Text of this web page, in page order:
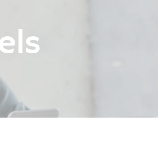
hôtels
& analystes
Fonds de dotation
La démarche (H)urbaine
SUIVRE